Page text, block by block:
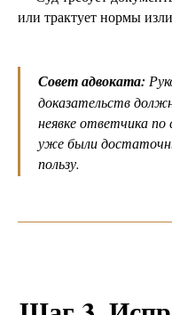
или трактует нормы
Совет адвоката:
доказательств
неявке ответчика по
уже были
пользу.